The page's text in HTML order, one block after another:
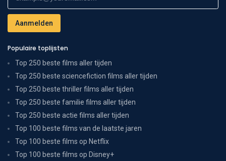
Populaire toplijsten
Top 250 beste films aller tijden
Top 250 beste sciencefiction films aller tijden
Top 250 beste thriller films aller tijden
Top 250 beste familie films aller tijden
Top 250 beste actie films aller tijden
Top 100 beste films van de laatste jaren
Top 100 beste films op Netflix
Top 100 beste films op Disney+